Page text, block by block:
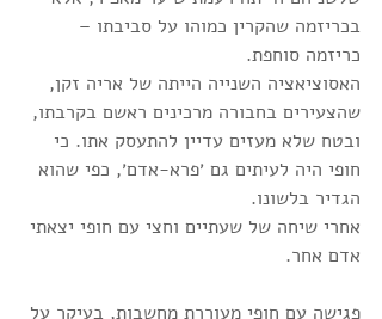
בכריזמה שהקרין כמוהו על סביבתו –
כריזמה סוחפת.
האסוציאציה השנייה הייתה של אריה זקן,
שהצעירים בחבורה מרכינים ראשם בקרבתו,
ובטח שלא מעזים עדיין להתעסק אתו. כי
חופי היה לעיתים גם ׳פרא-אדם׳, כפי שהוא
הגדיר בלשונו.
אחרי שיחה של שעתיים וחצי עם חופי יצאתי
אדם אחר.
פגישה עם חופי מעוררת מחשבות, בעיקר על